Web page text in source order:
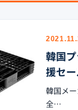
韓国
援セー
韓国メ
全…